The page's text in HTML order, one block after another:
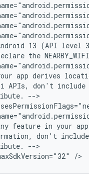
13 (API
the
app derives
APIs, don't include
feature in your app
don't include
/>